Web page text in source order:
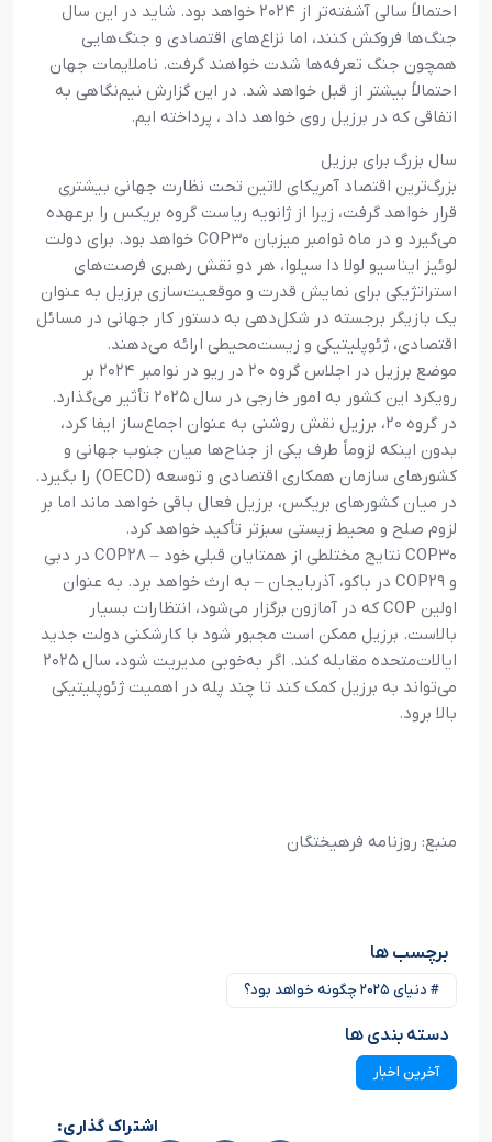
احتمالاً سالی آشفته‌تر از ۲۰۲۴ خواهد بود. شاید در این سال
جنگ‌ها فروکش کنند، اما نزاع‌های اقتصادی و جنگ‌هایی
همچون جنگ تعرفه‌ها شدت خواهند گرفت. ناملایمات جهان
احتمالاً بیشتر از قبل خواهد شد. در این گزارش نیم‌نگاهی به
اتفاقی که در برزیل روی خواهد داد ، پرداخته ایم.
سال بزرگ برای برزیل
بزرگ‌ترین اقتصاد آمریکای لاتین تحت نظارت جهانی بیشتری
قرار خواهد گرفت، زیرا از ژانویه ریاست گروه بریکس را برعهده
می‌گیرد و در ماه نوامبر میزبان COP۳۰ خواهد بود. برای دولت
لوئیز ایناسیو لولا دا سیلوا، هر دو نقش رهبری فرصت‌های
استراتژیکی برای نمایش قدرت و موقعیت‌سازی برزیل به عنوان
یک بازیگر برجسته در شکل‌دهی به دستور کار جهانی در مسائل
اقتصادی، ژئوپلیتیکی و زیست‌محیطی ارائه می‌دهند.
موضع برزیل در اجلاس گروه ۲۰ در ریو در نوامبر ۲۰۲۴ بر
رویکرد این کشور به امور خارجی در سال ۲۰۲۵ تأثیر می‌گذارد.
در گروه ۲۰، برزیل نقش روشنی به عنوان اجماع‌ساز ایفا کرد،
بدون اینکه لزوماً طرف یکی از جناح‌ها میان جنوب جهانی و
کشورهای سازمان همکاری اقتصادی و توسعه (OECD) را بگیرد.
در میان کشورهای بریکس، برزیل فعال باقی خواهد ماند اما بر
لزوم صلح و محیط زیستی سبزتر تأکید خواهد کرد.
COP۳۰ نتایج مختلطی از همتایان قبلی خود – COP۲۸ در دبی
و COP۲۹ در باکو، آذربایجان – به ارث خواهد برد. به عنوان
اولین COP که در آمازون برگزار می‌شود، انتظارات بسیار
بالاست. برزیل ممکن است مجبور شود با کارشکنی دولت جدید
ایالات‌متحده مقابله کند. اگر به‌خوبی مدیریت شود، سال ۲۰۲۵
می‌تواند به برزیل کمک کند تا چند پله در اهمیت ژئوپلیتیکی
بالا برود.
منبع: روزنامه فرهیختگان
برچسب ها
# دنیای ۲۰۲۵ چگونه خواهد بود؟
دسته بندی ها
آخرین اخبار
اشتراک گذاری: